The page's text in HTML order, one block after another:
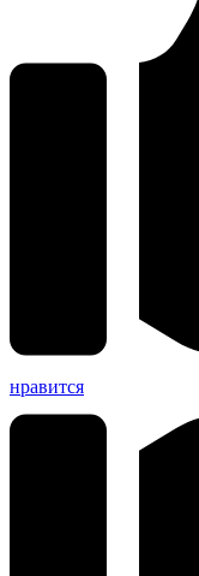
нравится